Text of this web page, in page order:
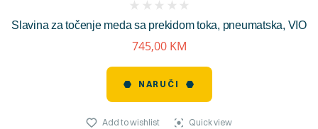
Slavina za točenje meda sa prekidom toka, pneumatska, VIO
reviews)
745,00 KM
NARUČI
Add to wishlist Quick view